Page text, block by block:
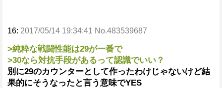
16: 2017/05/14 19:34:41 No.483539687
>純粋な戦闘性能は29が一番で
>30なら対抗手段があるって認識でいい？
別に29のカウンターとして作ったわけじゃないけど結
果的にそうなったと言う意味でYES